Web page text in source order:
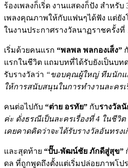
ร้องเพลงก็เริ่ด งานแสดงก็ปัง สำหรั
เพลงคุณภาพให้กับแฟนๆได้ฟัง แต่ยัง
ในงานประกาศรางวัลนาฏราชครั้งที่
เริ่มด้วยคนแรก “พลพล พลกองเส็ง”
แรกในชีวิต แถมบทที่ได้รับยังเป็นบ
รับรางวัลว่า “ขอบคุณผู้ใหญ่ ทีมนักแ
ให้การสนับสนุนในการทำงานละคร
คนต่อไปกับ “ต่าย อรทัย” กับรางวัล
ค่ะ ดั่งธรณีเป็นละครเรื่องที่ 4 ในชีวิ
เคยคาดคิดว่าจะได้รับรางวัลอันทร
และสุดท้าย “ปั๊บ-พัฒน์ชัย ภักดีสู่สุข”
ดล ที่ถูกพูดถึงตั้งแต่เริ่มปล่อยภาพโป